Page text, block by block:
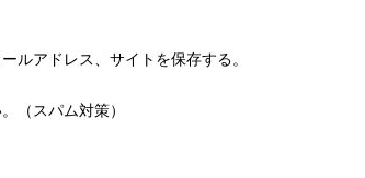
ルアドレス、サイトを保存する。
（スパム対策）